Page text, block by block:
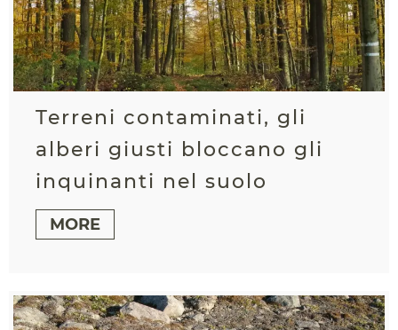
Terreni contaminati, gli
alberi giusti bloccano gli
inquinanti nel suolo
MORE